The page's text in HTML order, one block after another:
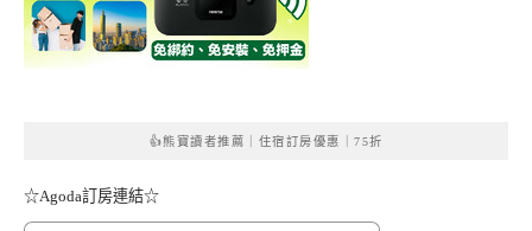
👍熊寶讀者推薦｜住宿訂房優惠｜75折
☆Agoda訂房連結☆